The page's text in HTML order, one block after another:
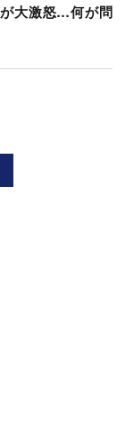
大激怒…何が問